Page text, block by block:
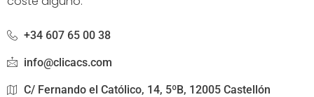
+34 607 65 00 38
info@clicacs.com
C/ Fernando el Católico, 14, 5ºB, 12005 Castellón